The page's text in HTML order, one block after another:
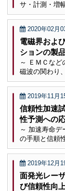
サ・計測・増
2020年02月
電磁界およ
ションの製
～ ＥＭＣな
磁波の関わり
2019年11月
信頼性加速
性予測への
～ 加速寿命デ
の手順と信頼
2019年12月
面発光レー
び信頼性向